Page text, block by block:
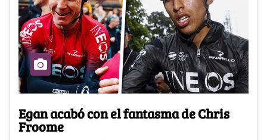
Egan acabó con el fantasma de Chris
Froome